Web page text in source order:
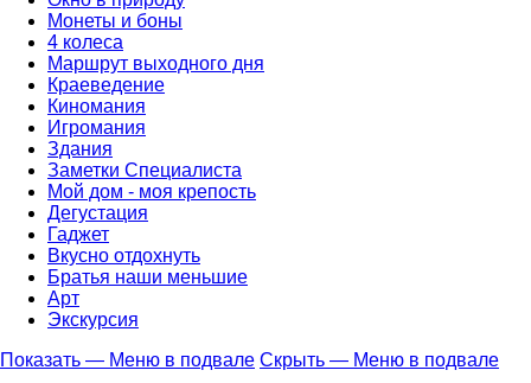
Монеты и боны
4 колеса
Маршрут выходного дня
Краеведение
Киномания
Игромания
Здания
Заметки Специалиста
Мой дом - моя крепость
Дегустация
Гаджет
Вкусно отдохнуть
Братья наши меньшие
Арт
Экскурсия
Показать — Меню в подвале Скрыть — Меню в подвале